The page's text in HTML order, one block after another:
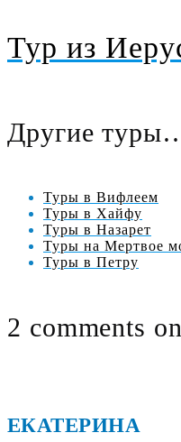
Тур из
Другие
Туры в Вифлеем
Туры в Хайфу
Туры в Назарет
Туры на Мертвое
Туры в Петру
2 comments
ЕКАТЕРИНА